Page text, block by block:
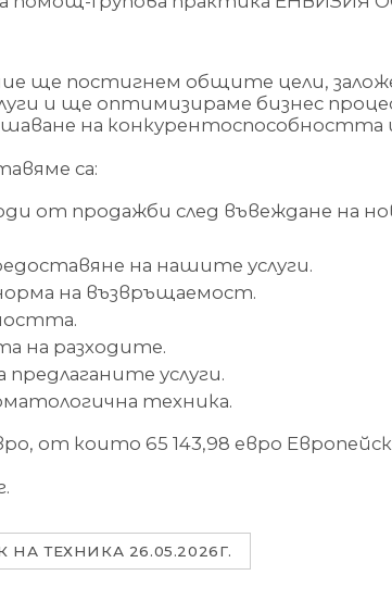
ще постигнем общите цели,
и ще оптимизираме бизнес
на конкурентоспособността
са:
от продажби след въвеждане на
на нашите услуги.
на възвръщаемост.
на разходите.
услуги.
техника.
от които 65 143,98 евро
ТЕХНИКА 26.05.2026Г.